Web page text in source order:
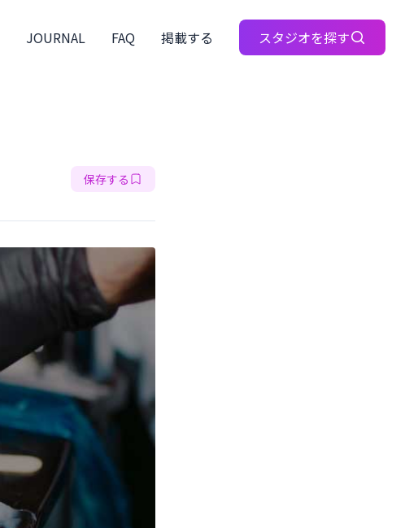
JOURNAL FAQ 掲載する スタジオを探す
保存する